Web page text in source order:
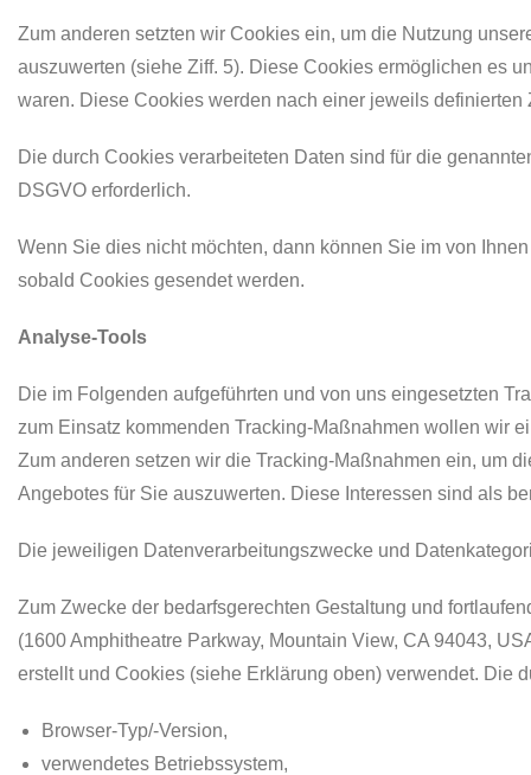
Zum anderen setzten wir Cookies ein, um die Nutzung
auszuwerten (siehe Ziff. 5). Diese Cookies ermöglichen es
waren. Diese Cookies werden nach einer jeweils definierten
Die durch Cookies verarbeiteten Daten sind für die
DSGVO erforderlich.
Wenn Sie dies nicht möchten, dann können Sie im von
sobald Cookies gesendet werden.
Analyse-Tools
Die im Folgenden aufgeführten und von uns eingesetzten
zum Einsatz kommenden Tracking-Maßnahmen wollen wir
Zum anderen setzen wir die Tracking-Maßnahmen ein, um
Angebotes für Sie auszuwerten. Diese Interessen sind als
Die jeweiligen Datenverarbeitungszwecke und
Zum Zwecke der bedarfsgerechten Gestaltung und
(1600 Amphitheatre Parkway, Mountain View, CA 94043,
erstellt und Cookies (siehe Erklärung oben) verwendet. Die
Browser-Typ/-Version,
verwendetes Betriebssystem,